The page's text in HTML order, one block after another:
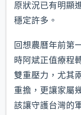
原狀況已有明顯
穩定許多。
回想農曆年前第
時阿斌正值療程
雙重壓力，尤其
重擔，更讓家屬
該讓守護台灣的